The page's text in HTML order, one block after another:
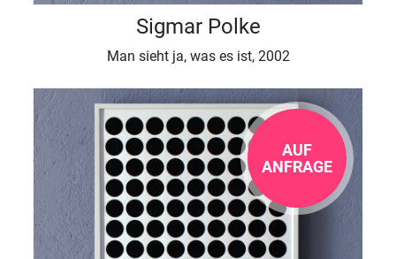
Sigmar Polke
Man sieht ja, was es ist, 2002
AUF
ANFRAGE